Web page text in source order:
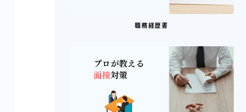
職務経歴書